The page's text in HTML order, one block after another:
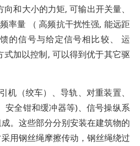
和大小的力矩, 可输出开关量、
率量 （ 高频抗干扰性强, 能远距
的信号与给定信号相比较、 运
式加以控制, 可以得到优于其它驱
机（绞车）、导轨、对重装置、
安全钳和缓冲器等)、信号操纵系
。这些部分分别安装在建筑物的
用钢丝绳摩擦传动，钢丝绳绕过